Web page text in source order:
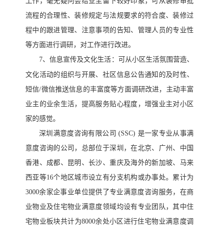
流程的合理性、装修规定与法规要求的符合度、装修过
程中的跟进管理、注意事项的告知、管理人员的专业性
等方面进行调研，对工作进行改进。
7、信息宣传及文化生活：可从小区生活氛围营造、
文化活动的组织与开展、社区信息公告通知的及时性、
短信/微信推送信息的丰富度等方面调研改进，主动丰富
业主的业余生活，提高服务贴心程度，增强业主对小区
家的感觉。
深圳满意度咨询有限公司 (SSC) 是一家专业从事满
意度咨询的公司，总部位于深圳，在北京、广州、中国
香港、成都、昆明、长沙、重庆及海外的新加坡、马来
西亚等16个地区城市设立有分支机构或办事处。累计为
3000余家企事业单位提供了专业满意度咨询服务，在商
业物业及住宅物业满意度领域均设有专业团队，其中住
宅物业板块共计为8000余处小区进行住宅物业满意度调